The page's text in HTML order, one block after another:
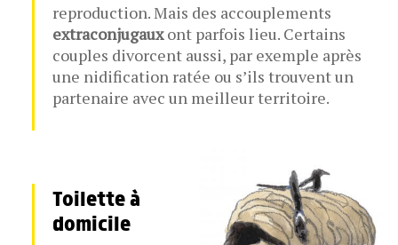
reproduction. Mais des accouplements
extraconjugauxont parfois lieu. Certains
couples divorcent aussi, par exemple après
une nidification ratée ou s’ils trouvent un
partenaire avec un meilleur territoire.
Toilette à
domicile